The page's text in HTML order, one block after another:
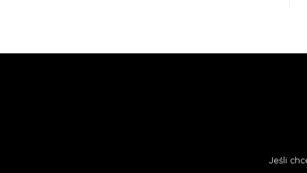
Jeśli